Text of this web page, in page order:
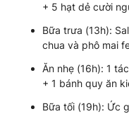
+ 5 hạt dẻ cười
Bữa trưa (13h):
chua và phô mai
Ăn nhẹ (16h): 1
+ 1 bánh quy ăn
Bữa tối (19h): Ức